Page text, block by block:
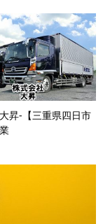
昇-【三重県四日市